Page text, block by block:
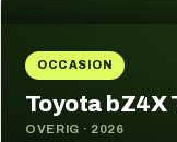
OCCASION
Toyota bZ4X
OVERIG · 2026